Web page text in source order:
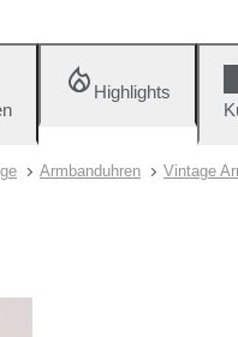
Highlights
Armbanduhren Vintage